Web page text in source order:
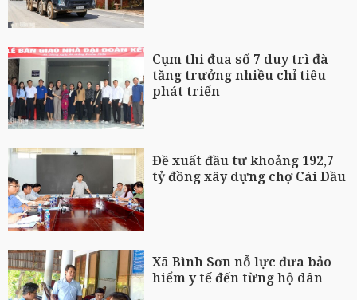
Cụm thi đua số 7 duy trì đà
tăng trưởng nhiều chỉ tiêu
phát triển
Đề xuất đầu tư khoảng 192,7
tỷ đồng xây dựng chợ Cái Dầu
Xã Bình Sơn nỗ lực đưa bảo
hiểm y tế đến từng hộ dân